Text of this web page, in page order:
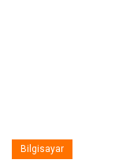
Bilgisayar